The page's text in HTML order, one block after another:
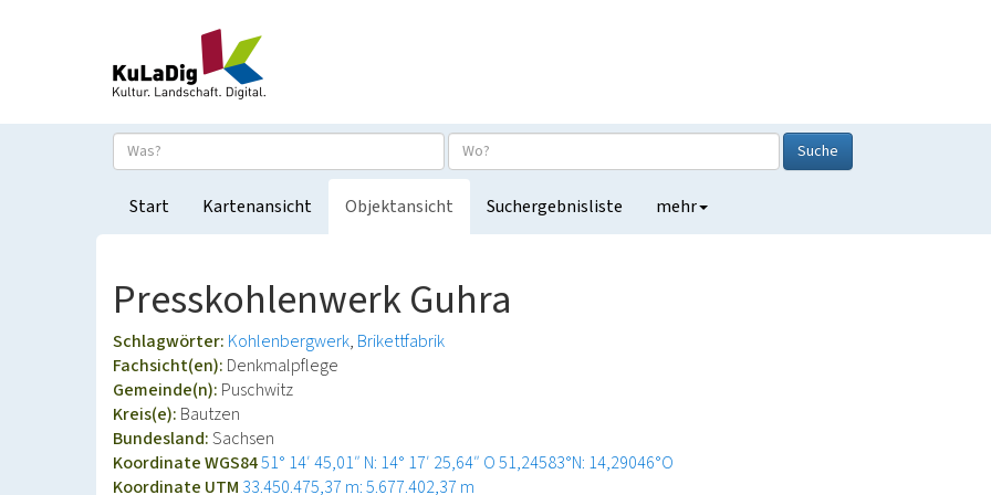
Suche
Start Kartenansicht Objektansicht Suchergebnisliste mehr
Presskohlenwerk Guhra
Schlagwörter: Kohlenbergwerk Brikettfabrik
Fachsicht(en): Denkmalpflege
Gemeinde(n): Puschwitz
Kreis(e): Bautzen
Bundesland:Sachsen
Koordinate WGS8451° 14′ 45,01″ N: 14° 17′ 25,64″ O51,24583°N: 14,29046°O
Koordinate UTM 33.450.475,37 m: 5.677.402,37 m